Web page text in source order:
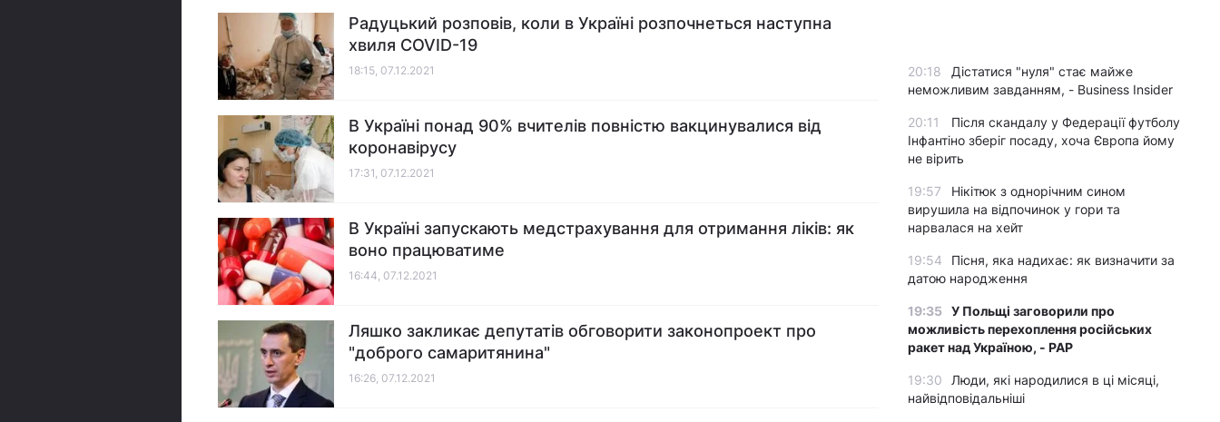
Радуцький розповів, коли в Україні розпочнеться наступна
хвиля COVID-19
18:15, 07.12.2021
В Україні понад 90% вчителів повністю вакцинувалися від
коронавірусу
17:31, 07.12.2021
В Україні запускають медстрахування для отримання ліків: як
воно працюватиме
16:44, 07.12.2021
Ляшко закликає депутатів обговорити законопроект про
"доброго самаритянина"
16:26, 07.12.2021
20:18
Дістатися "нуля" стає майже
неможливим завданням, - Business Insider
20:11
Після скандалу у Федерації футболу
Інфантіно зберіг посаду, хоча Європа йому
не вірить
19:57
Нікітюк з однорічним сином
вирушила на відпочинок у гори та
нарвалася на хейт
19:54
Пісня, яка надихає: як визначити за
датою народження
19:35 У Польщі заговорили про
можливість перехоплення російських
ракет над Україною, - PAP
19:30
Люди, які народилися в ці місяці,
найвідповідальніші